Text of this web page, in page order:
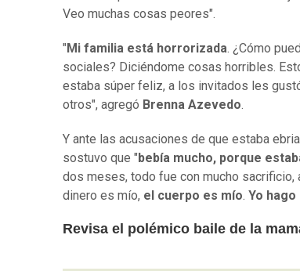
Veo muchas cosas peores".
" Mi familia está horrorizada. ¿Cómo
sociales? Diciéndome cosas horribles.
estaba súper feliz, a los invitados les
otros", agregó Brenna Azevedo.
Y ante las acusaciones de que estaba
sostuvo que " bebía mucho, porque
dos meses, todo fue con mucho sacrificio,
dinero es mío, el cuerpo es mío. Yo
Revisa el polémico baile de la